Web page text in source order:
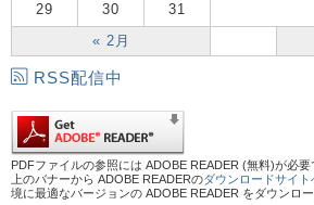
« 2月
29 30 31
RSS配信中
PDFファイルの参照には ADOBE READER (無料)が必要
上のバナーから ADOBE READERのダウンロードサイト
境に最適なバージョンの ADOBE READER をダウンロー